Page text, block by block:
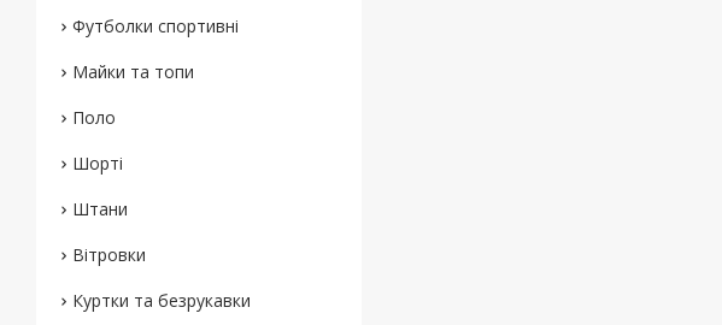
Футболки спортивні
Майки та топи
Поло
Шорті
Штани
Вітровки
Куртки та безрукавки